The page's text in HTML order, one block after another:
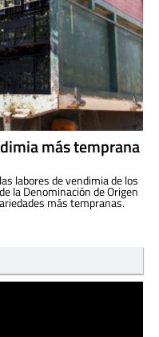
más temprana
labores de vendimia de los
la Denominación de Origen
más tempranas.